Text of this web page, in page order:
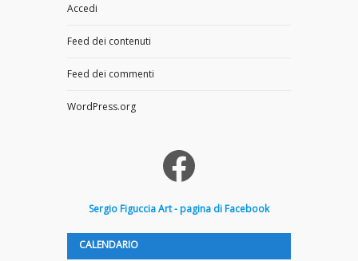
Accedi
Feed dei contenuti
Feed dei commenti
WordPress.org
Facebook
SergioFigucciaArt - pagina di Facebook
CALENDARIO